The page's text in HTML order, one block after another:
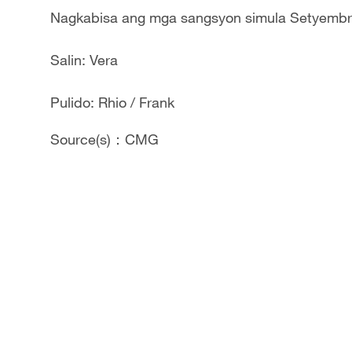
Nagkabisa ang mga sangsyon simula
Salin: Vera
Pulido: Rhio / Frank
Source(s)：CMG